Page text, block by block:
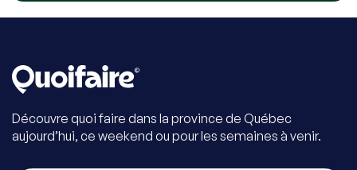
Découvre quoi faire dans la province de Québec
aujourd’hui, ce weekend ou pour les semaines à venir.